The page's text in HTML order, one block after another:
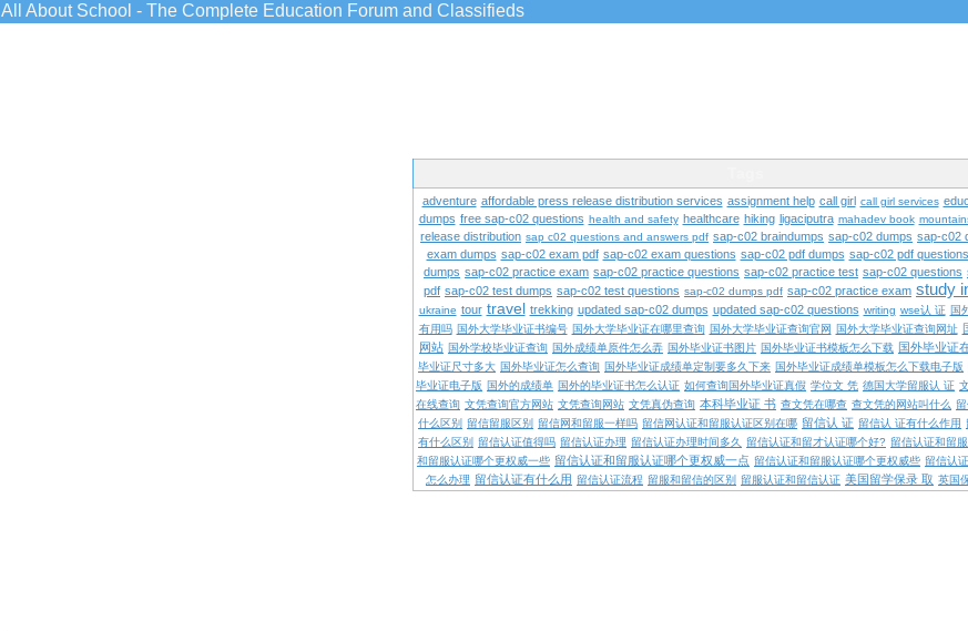
All About School - The Complete Education Forum and Classifieds
adventure affordable press release distribution services assignment help call girl call girl services
dumps free sap-c02 questions health and safety healthcare hiking ligaciputra mahadev book
release distribution sap c02 questions and answers pdf sap-c02 braindumps sap-c02 dumps sap-c02
exam dumps sap-c02 exam pdf sap-c02 exam questions sap-c02 pdf dumps sap-c02 pdf questions
dumps sap-c02 practice exam sap-c02 practice questions sap-c02 practice test sap-c02 questions
pdf sap-c02 test dumps sap-c02 test questions sap-c02 dumps pdf sap-c02 practice exam study
ukraine tour travel trekking updated sap-c02 dumps updated sap-c02 questions writing wse认 证 国
有用吗 国外大学毕业证书编号 国外大学毕业证在哪里查询 国外大学毕业证查询官网 国外大学毕业证查询网址
网站 国外学校毕业证查询 国外成绩单原件怎么弄 国外毕业证书图片 国外毕业证书模板怎么下载 国外毕业证
毕业证尺寸多大 国外毕业证怎么查询 国外毕业证成绩单定制要多久下来 国外毕业证成绩单模板怎么下载电子版
毕业证电子版 国外的成绩单 国外的毕业证书怎么认证 如何查询国外毕业证真假 学位文 凭 德国大学留服认 证
在线查询 文凭查询官方网站 文凭查询网站 文凭真伪查询 本科毕业证 书 查文凭在哪查 查文凭的网站叫什么
什么区别 留信留服区别 留信网和留服一样吗 留信网认证和留服认证区别在哪 留信认 证 留信认 证有什么作用
有什么区别 留信认证值得吗 留信认证办理 留信认证办理时间多久 留信认证和留才认证哪个好? 留信认证和留
和留服认证哪个更权威一些 留信认证和留服认证哪个更权威一点 留信认证和留服认证哪个更权威些 留信认
怎么办理 留信认证有什么用 留信认证流程 留服和留信的区别 留服认证和留信认证 美国留学保录 取 英国